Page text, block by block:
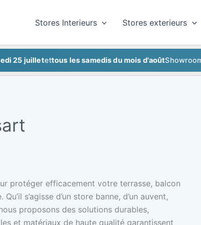
Stores Interieurs Stores exterieurs
ettous les samedis du mois d'aoûtShowroom
protéger efficacement votre terrasse, balcon
s’agisse d’un store banne, d’un auvent,
proposons des solutions durables,
et matériaux de haute qualité garantissent